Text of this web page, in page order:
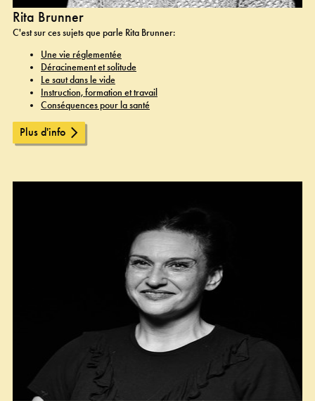
Rita Brunner
C'est sur ces sujets que parle Rita Brunner:
Une vie réglementée
Déracinement et solitude
Le saut dans le vide
Instruction, formation et travail
Conséquences pour la santé
Plus d'info